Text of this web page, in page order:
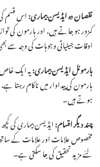
نقصان دہ ایڈیسن بیماری:اس قسم
کمزور ہو جاتے ہیں، اور ہارمون کی
اوقات جینیاتی وجوہات کی وجہ سے
ہارمونل ایڈیسن بیماری:یہ ایک
ہارمون کی پیداوار میں ناکام
ہوتے ہیں۔
چند دیگر اقسام:ایڈیسن بیماری کی
مخصوص علامات اور علامات کے
لئے مزید تحقیق کی جا سکتی ہے۔